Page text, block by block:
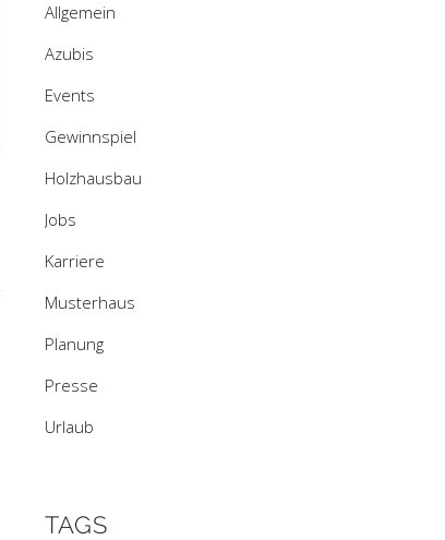
Allgemein
Azubis
Events
Gewinnspiel
Holzhausbau
Jobs
Karriere
Musterhaus
Planung
Presse
Urlaub
TAGS